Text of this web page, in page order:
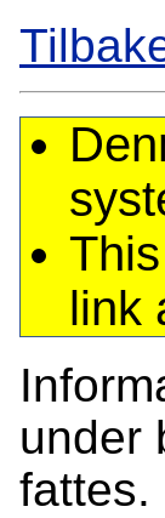
link
under
fattes.